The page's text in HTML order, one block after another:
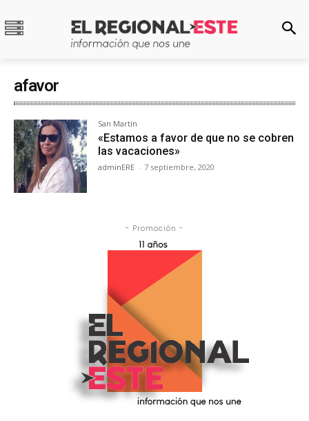
afavor
San Martín
«Estamos a favor de que no se cobren
las vacaciones»
adminERE - 7 septiembre, 2020
- Promoción -